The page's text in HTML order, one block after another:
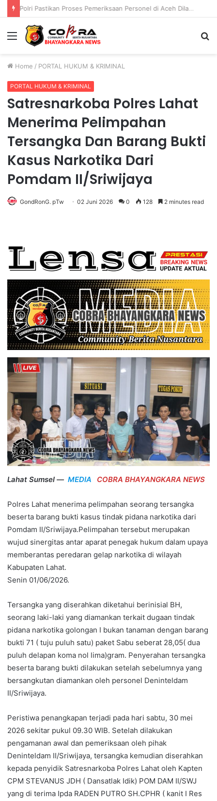
Menu
Home / PORTAL HUKUM & KRIMINAL
PORTAL HUKUM & KRIMINAL
Satresnarkoba Polres Lahat
Menerima Pelimpahan
Tersangka Dan Barang Bukti
Kasus Narkotika Dari
Pomdam II/Sriwijaya
GondRonG. pTw 02 Juni 2026 0 128 2 minutes read
Lahat Sumsel — MEDIA COBRA BHAYANGKARA NEWS
Polres Lahat menerima pelimpahan seorang tersangka
beserta barang bukti kasus tindak pidana narkotika dari
Pomdam II/Sriwijaya.Pelimpahan tersebut merupakan
wujud sinergitas antar aparat penegak hukum dalam upaya
memberantas peredaran gelap narkotika di wilayah
Kabupaten Lahat.
Senin 01/06/2026.
Tersangka yang diserahkan diketahui berinisial BH,
seorang laki-laki yang diamankan terkait dugaan tindak
pidana narkotika golongan I bukan tanaman dengan barang
bukti 71 ( tuju puluh satu) paket Sabu seberat 28,05( dua
puluh delapan koma nol lima)gram. Penyerahan tersangka
beserta barang bukti dilakukan setelah sebelumnya yang
bersangkutan diamankan oleh personel Deninteldam
II/Sriwijaya.
Peristiwa penangkapan terjadi pada hari sabtu, 30 mei
2026 sekitar pukul 09.30 WIB. Setelah dilakukan
pengamanan awal dan pemeriksaan oleh pihak
Deninteldam II/Sriwijaya, tersangka kemudian diserahkan
kepada penyidik Satresnarkoba Polres Lahat oleh Kapten
CPM STEVANUS JDH ( Dansatlak Idik) POM DAM II/SWJ
yang di terima Ipda RADEN PUTRO SH.CPHR ( kanit I Res